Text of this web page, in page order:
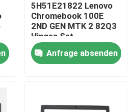
Ersatz
5H51E21822 Lenovo
Chromebook 100E
2ND GEN MTK 2 82Q3
Hinges Set
Anfrage absenden